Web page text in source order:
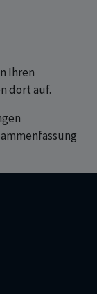
Ihren
dort auf.